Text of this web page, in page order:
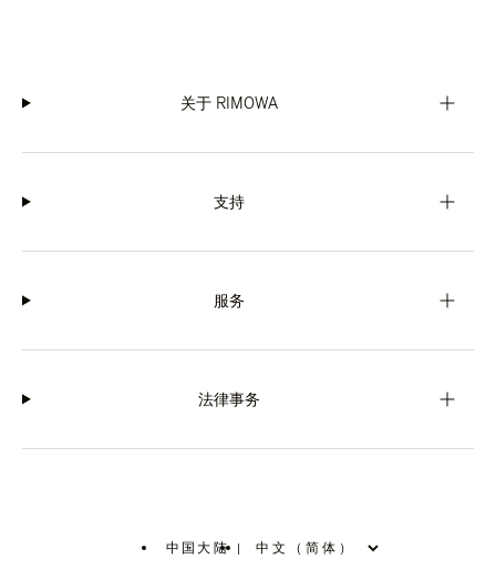
关于 RIMOWA
支持
服务
法律事务
中国大陆 |